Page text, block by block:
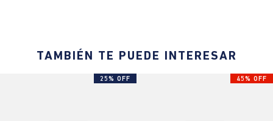
TAMBIÉN TE PUEDE INTERESAR
25% OFF 45% OFF